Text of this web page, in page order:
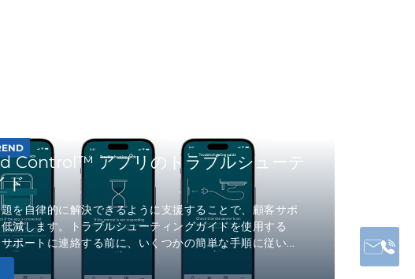
Control™ アプリのトラブルシューテ
ド
を自律的に解決できるように支援することで、顧客サポ
減します。トラブルシューティングガイドを使用する
ポートに連絡する前に、いくつかの簡単な手順に従い...